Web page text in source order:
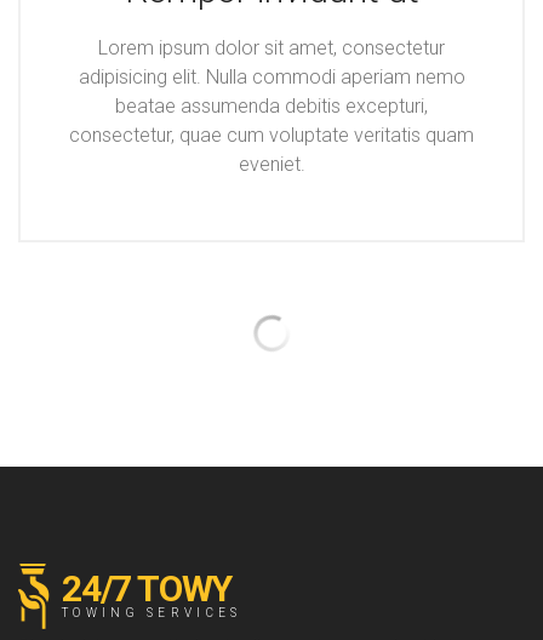
Lorem ipsum dolor sit amet, consectetur
adipisicing elit. Nulla commodi aperiam nemo
beatae assumenda debitis excepturi,
consectetur, quae cum voluptate veritatis quam
eveniet.
24/7 TOWY
TOWING SERVICES